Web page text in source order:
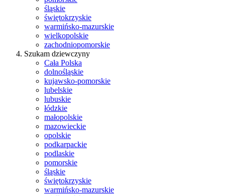
śląskie
świętokrzyskie
warmińsko-mazurskie
wielkopolskie
zachodniopomorskie
Szukam dziewczyny
Cała Polska
dolnośląskie
kujawsko-pomorskie
lubelskie
lubuskie
łódzkie
małopolskie
mazowieckie
opolskie
podkarpackie
podlaskie
pomorskie
śląskie
świętokrzyskie
warmińsko-mazurskie